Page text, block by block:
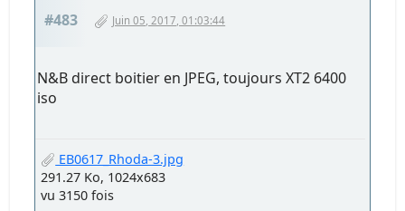
#483 Juin 05, 2017, 01:03:44
N&B direct boitier en JPEG, toujours XT2 6400
iso
EB0617_Rhoda-3.jpg
291.27 Ko, 1024x683
vu 3150 fois